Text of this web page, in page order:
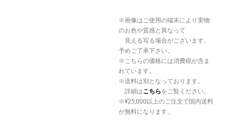
※画像はご使用の端末により実物
のお色や質感と異なって
見える写る場合がございます。
予めご了承下さい。
※こちらの価格には消費税が含ま
れています。
※送料は別となっております。
詳細はこちらをご覧ください。
※¥25,000以上のご注文で国内送料
が無料になります。